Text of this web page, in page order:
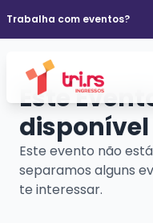
Trabalha com eventos?
Este
Este evento não
separamos alguns
te interessar.